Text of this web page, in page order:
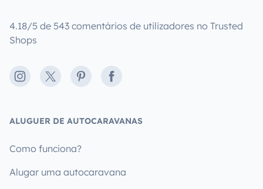
4.18/5 de 543 comentários de utilizadores no Trusted
Shops
Instagram
X PinterestFacebook
ALUGUER DE AUTOCARAVANAS
Como funciona?
Alugar uma autocaravana